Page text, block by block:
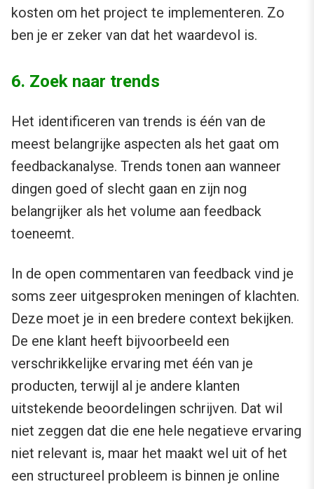
kosten om het project te implementeren. Zo
ben je er zeker van dat het waardevol is.
6. Zoek naar trends
Het identificeren van trends is één van de
meest belangrijke aspecten als het gaat om
feedbackanalyse. Trends tonen aan wanneer
dingen goed of slecht gaan en zijn nog
belangrijker als het volume aan feedback
toeneemt.
In de open commentaren van feedback vind je
soms zeer uitgesproken meningen of klachten.
Deze moet je in een bredere context bekijken.
De ene klant heeft bijvoorbeeld een
verschrikkelijke ervaring met één van je
producten, terwijl al je andere klanten
uitstekende beoordelingen schrijven. Dat wil
niet zeggen dat die ene hele negatieve ervaring
niet relevant is, maar het maakt wel uit of het
een structureel probleem is binnen je online